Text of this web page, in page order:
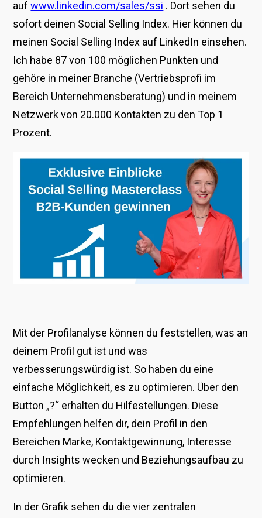
aufwww.linkedin.com/sales/ssi . Dort sehen du
sofort deinen Social Selling Index. Hier können du
meinen Social Selling Index auf LinkedIn einsehen.
Ich habe 87 von 100 möglichen Punkten und
gehöre in meiner Branche (Vertriebsprofi im
Bereich Unternehmensberatung) und in meinem
Netzwerk von 20.000 Kontakten zu den Top 1
Prozent.
Mit der Profilanalyse können du feststellen, was an
deinem Profil gut ist und was
verbesserungswürdig ist. So haben du eine
einfache Möglichkeit, es zu optimieren. Über den
Button „?“ erhalten du Hilfestellungen. Diese
Empfehlungen helfen dir, dein Profil in den
Bereichen Marke, Kontaktgewinnung, Interesse
durch Insights wecken und Beziehungsaufbau zu
optimieren.
In der Grafik sehen du die vier zentralen